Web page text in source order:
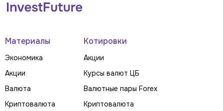
Материалы
Экономика
Акции
Валюта
Криптовалюта
Котировки
Акции
Курсы валют ЦБ
Валютные пары Forex
Криптовалюта